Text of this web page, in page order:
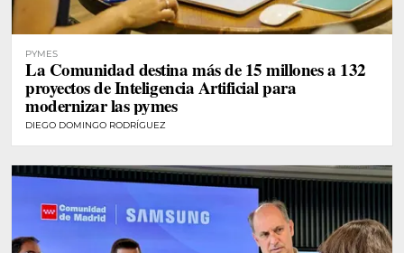
PYMES
La Comunidad destina más de 15 millones a 132
proyectos de Inteligencia Artificial para
modernizar las pymes
DIEGO DOMINGO RODRÍGUEZ